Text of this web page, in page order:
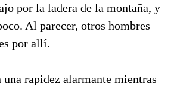
por la ladera de la mon­taña, y
Al parecer, otros hombres
por allí.
una rapidez alarmante mien­tras